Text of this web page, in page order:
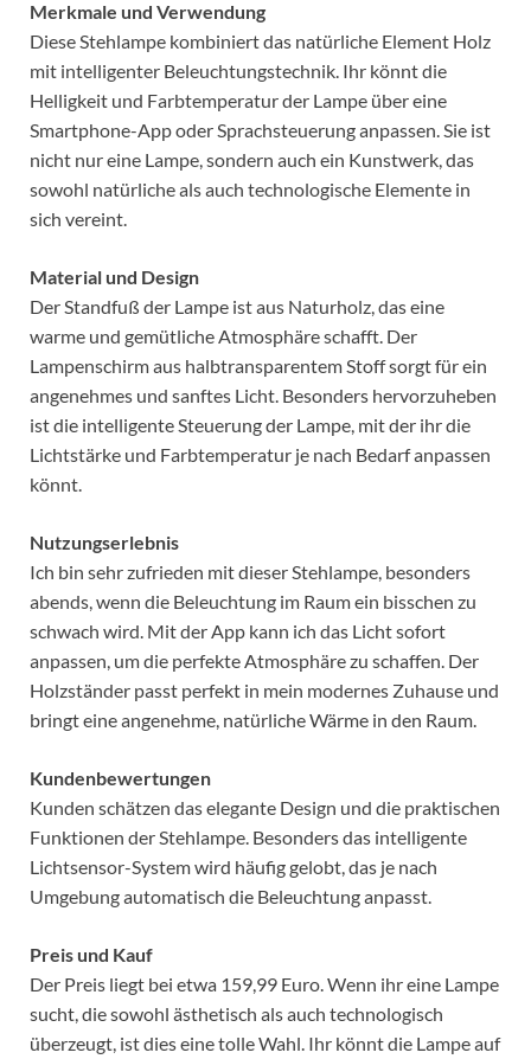
Merkmale und Verwendung
Diese Stehlampe kombiniert das natürliche Element Holz
mit intelligenter Beleuchtungstechnik. Ihr könnt die
Helligkeit und Farbtemperatur der Lampe über eine
Smartphone-App oder Sprachsteuerung anpassen. Sie ist
nicht nur eine Lampe, sondern auch ein Kunstwerk, das
sowohl natürliche als auch technologische Elemente in
sich vereint.
Material und Design
Der Standfuß der Lampe ist aus Naturholz, das eine
warme und gemütliche Atmosphäre schafft. Der
Lampenschirm aus halbtransparentem Stoff sorgt für ein
angenehmes und sanftes Licht. Besonders hervorzuheben
ist die intelligente Steuerung der Lampe, mit der ihr die
Lichtstärke und Farbtemperatur je nach Bedarf anpassen
könnt.
Nutzungserlebnis
Ich bin sehr zufrieden mit dieser Stehlampe, besonders
abends, wenn die Beleuchtung im Raum ein bisschen zu
schwach wird. Mit der App kann ich das Licht sofort
anpassen, um die perfekte Atmosphäre zu schaffen. Der
Holzständer passt perfekt in mein modernes Zuhause und
bringt eine angenehme, natürliche Wärme in den Raum.
Kundenbewertungen
Kunden schätzen das elegante Design und die praktischen
Funktionen der Stehlampe. Besonders das intelligente
Lichtsensor-System wird häufig gelobt, das je nach
Umgebung automatisch die Beleuchtung anpasst.
Preis und Kauf
Der Preis liegt bei etwa 159,99 Euro. Wenn ihr eine Lampe
sucht, die sowohl ästhetisch als auch technologisch
überzeugt, ist dies eine tolle Wahl. Ihr könnt die Lampe auf